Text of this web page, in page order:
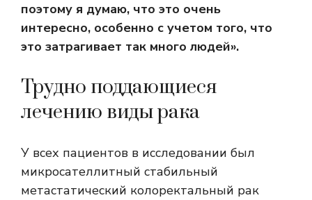
поэтому я думаю, что это очень
интересно, особенно с учетом того, что
это затрагивает так много людей».
Трудно поддающиеся
лечению виды рака
У всех пациентов в исследовании был
микросателлитный стабильный
метастатический колоректальный рак